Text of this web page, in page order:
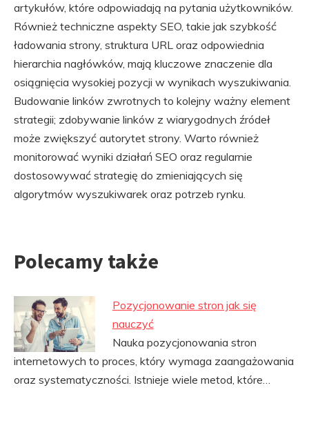
artykułów, które odpowiadają na pytania użytkowników.
Również techniczne aspekty SEO, takie jak szybkość
ładowania strony, struktura URL oraz odpowiednia
hierarchia nagłówków, mają kluczowe znaczenie dla
osiągnięcia wysokiej pozycji w wynikach wyszukiwania.
Budowanie linków zwrotnych to kolejny ważny element
strategii; zdobywanie linków z wiarygodnych źródeł
może zwiększyć autorytet strony. Warto również
monitorować wyniki działań SEO oraz regularnie
dostosowywać strategię do zmieniających się
algorytmów wyszukiwarek oraz potrzeb rynku.
Polecamy także
Pozycjonowanie stron jak się
nauczyć
Nauka pozycjonowania stron
internetowych to proces, który wymaga zaangażowania
oraz systematyczności. Istnieje wiele metod, które…